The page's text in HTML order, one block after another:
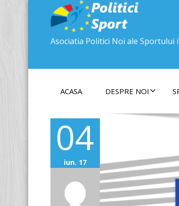
Asociatia Politici Noi ale Sportului
ACASA DESPRE NOI
04
iun. 17